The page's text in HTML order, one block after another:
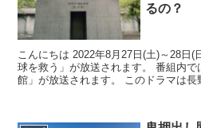
るの？
こんにちは 2022年8月27日(土)～28日(日)に「24時間テレビ 愛は地
球を救う」が放送されます。 番組内ではスペシャルドラマ「無言
館」が放送されます。 このドラマは長野県に実際にある「無言館」